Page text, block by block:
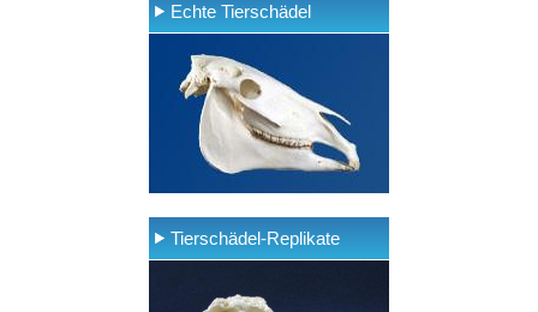
Echte Tierschädel
Tierschädel-Replikate